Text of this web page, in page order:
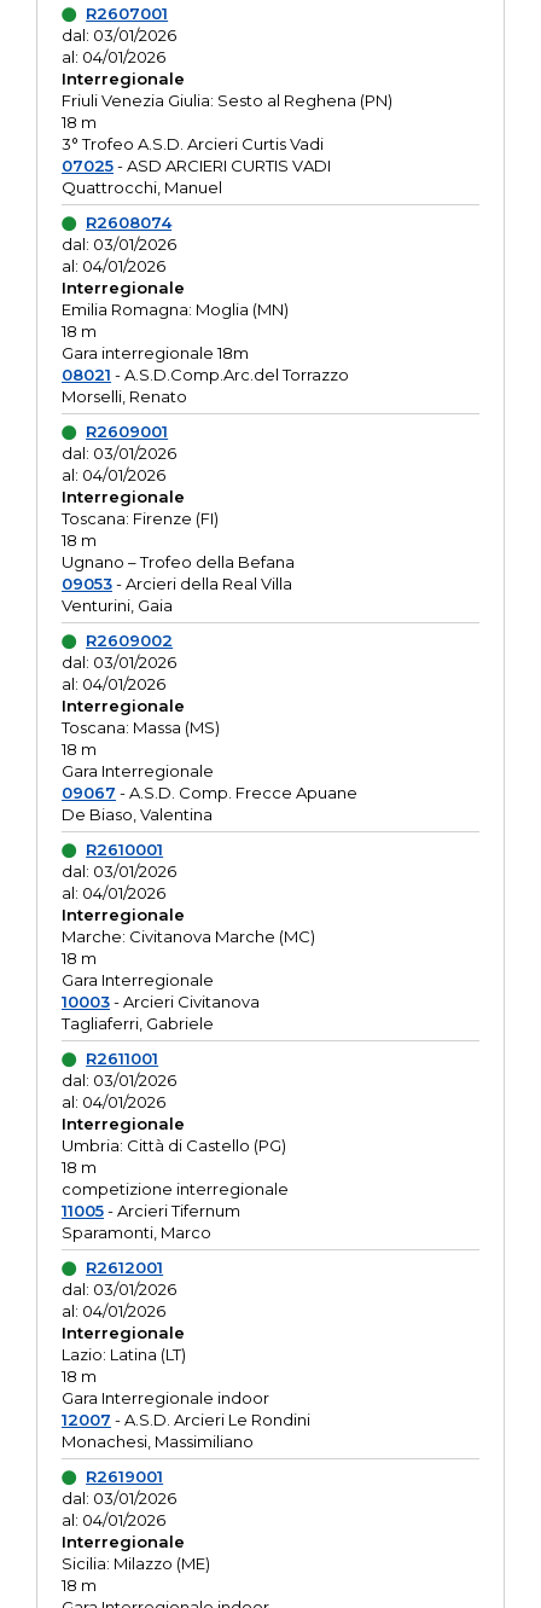
R2607001
dal: 03/01/2026
al: 04/01/2026
Interregionale
Friuli Venezia Giulia: Sesto al Reghena (PN)
18 m
3° Trofeo A.S.D. Arcieri Curtis Vadi
07025- ASD ARCIERI CURTIS VADI
Quattrocchi, Manuel
R2608074
dal: 03/01/2026
al: 04/01/2026
Interregionale
Emilia Romagna: Moglia (MN)
18 m
Gara interregionale 18m
08021 - A.S.D.Comp.Arc.del Torrazzo
Morselli, Renato
R2609001
dal: 03/01/2026
al: 04/01/2026
Interregionale
Toscana: Firenze (FI)
18 m
Ugnano – Trofeo della Befana
09053- Arcieri della Real Villa
Venturini, Gaia
R2609002
dal: 03/01/2026
al: 04/01/2026
Interregionale
Toscana: Massa (MS)
18 m
Gara Interregionale
09067 - A.S.D. Comp. Frecce Apuane
De Biaso, Valentina
R2610001
dal: 03/01/2026
al: 04/01/2026
Interregionale
Marche: Civitanova Marche (MC)
18 m
Gara Interregionale
10003- Arcieri Civitanova
Tagliaferri, Gabriele
R2611001
dal: 03/01/2026
al: 04/01/2026
Interregionale
Umbria: Città di Castello (PG)
18 m
competizione interregionale
11005- Arcieri Tifernum
Sparamonti, Marco
R2612001
dal: 03/01/2026
al: 04/01/2026
Interregionale
Lazio: Latina (LT)
18 m
Gara Interregionale indoor
12007 - A.S.D. Arcieri Le Rondini
Monachesi, Massimiliano
R2619001
dal: 03/01/2026
al: 04/01/2026
Interregionale
Sicilia: Milazzo (ME)
18 m